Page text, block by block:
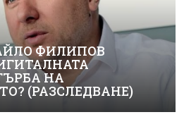
ФИЛИПОВ
НА
(РАЗСЛЕДВАНЕ)